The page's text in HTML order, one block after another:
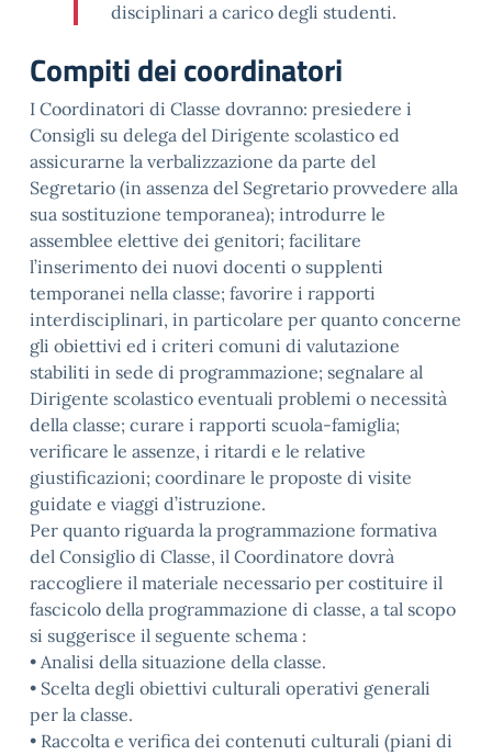
disciplinari a carico degli studenti.
Compiti dei coordinatori
I Coordinatori di Classe dovranno: presiedere i
Consigli su delega del Dirigente scolastico ed
assicurarne la verbalizzazione da parte del
Segretario (in assenza del Segretario provvedere alla
sua sostituzione temporanea); introdurre le
assemblee elettive dei genitori; facilitare
l’inserimento dei nuovi docenti o supplenti
temporanei nella classe; favorire i rapporti
interdisciplinari, in particolare per quanto concerne
gli obiettivi ed i criteri comuni di valutazione
stabiliti in sede di programmazione; segnalare al
Dirigente scolastico eventuali problemi o necessità
della classe; curare i rapporti scuola-famiglia;
verificare le assenze, i ritardi e le relative
giustificazioni; coordinare le proposte di visite
guidate e viaggi d’istruzione.
Per quanto riguarda la programmazione formativa
del Consiglio di Classe, il Coordinatore dovrà
raccogliere il materiale necessario per costituire il
fascicolo della programmazione di classe, a tal scopo
si suggerisce il seguente schema :
• Analisi della situazione della classe.
• Scelta degli obiettivi culturali operativi generali
per la classe.
• Raccolta e verifica dei contenuti culturali (piani di